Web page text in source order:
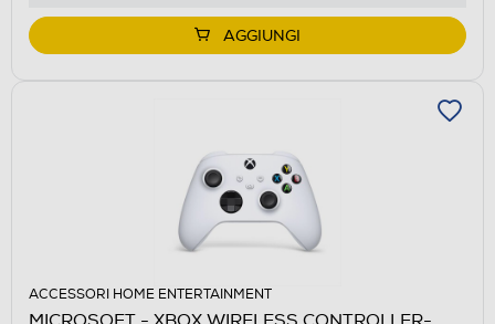
AGGIUNGI
ACCESSORI HOME ENTERTAINMENT